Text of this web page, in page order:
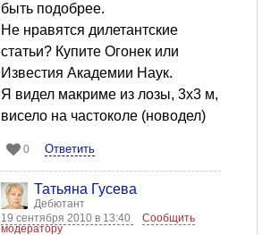
быть подобрее.
Не нравятся дилетантские
статьи? Купите Огонек или
Известия Академии Наук.
Я видел макриме из лозы, 3х3 м,
висело на частоколе (новодел)
0 Ответить
Татьяна Гусева
Дебютант
19 сентября 2010 в 13:40
Сообщить
модератору